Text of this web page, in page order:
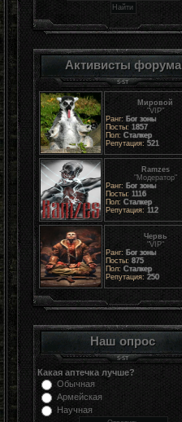
Активисты форума
Мировой
"VIP"
Ранг: Бог зоны
Посты: 1857
Пол: Сталкер
Репутация: 521
Ramzes
"Модератор"
Ранг: Бог зоны
Посты: 1116
Пол: Сталкер
Репутация: 112
Червь
"VIP"
Ранг: Бог зоны
Посты: 875
Пол: Сталкер
Репутация: 250
Наш опрос
Какая аптечка лучше?
Обычная
Армейская
Научная